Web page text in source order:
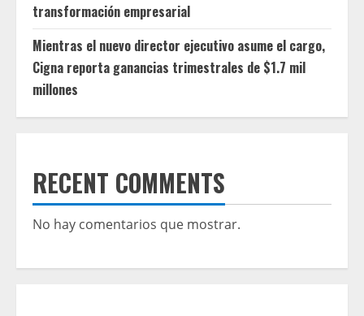
transformación empresarial
Mientras el nuevo director ejecutivo asume el cargo,
Cigna reporta ganancias trimestrales de $1.7 mil
millones
RECENT COMMENTS
No hay comentarios que mostrar.